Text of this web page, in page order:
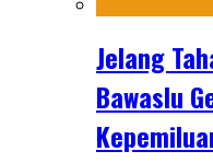
Jelang
Bawaslu